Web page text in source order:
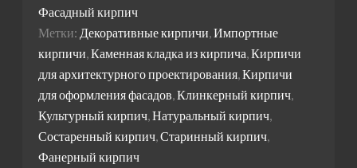
Фасадный кирпич
Метки: Декоративные кирпичи,Импортные
кирпичи,Каменная кладка из кирпича,Кирпичи
для архитектурного проектирования,Кирпичи
для оформления фасадов,Клинкерный кирпич,
Культурный кирпич,Натуральный кирпич,
Состаренный кирпич,Старинный кирпич,
Фанерный кирпич